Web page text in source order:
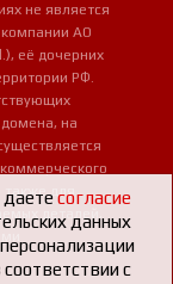
не является
АО
её дочерних
РФ.
на
также для
деталей,
даетесогласие
данных
с